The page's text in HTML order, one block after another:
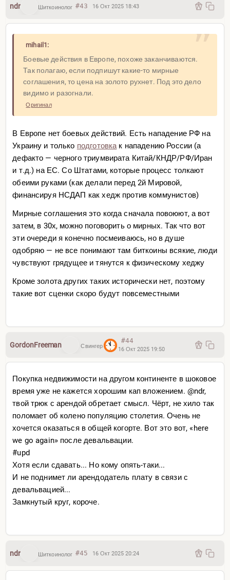
ndr Шиткоинолог #43 16 Окт 2025 18:43
mihail1:
Боевые действия в Европе, похоже заканчиваются.
Так полагаю, если подпишут какие-то мирные
соглашения, то цена на золото рухнет. Под это дело
видимо и разогнали.
Оригинал
В Европе нет боевых действий. Есть нападение РФ на
Украину и только подготовкак нападению России (а
дефакто — черного триумвирата Китай/КНДР/РФ/Иран
и т.д.) на ЕС. Со Штатами, которые процесс толкают
обеими руками (как делали перед 2й Мировой,
финансируя НСДАП как хедж против коммунистов)
Мирные соглашения это когда сначала повоюют, а вот
затем, в 30х, можно поговорить о мирных. Так что вот
эти очереди я конечно посмеиваюсь, но в душе
одобряю — не все понимают там биткоины всякие, люди
чувствуют грядущее и тянутся к физическому хеджу
Кроме золота других таких исторически нет, поэтому
такие вот сценки скоро будут повсеместными
GordonFreeman Свингер
#44
16 Окт 2025 19:50
Покупка недвижимости на другом континенте в шоковое
время уже не кажется хорошим кап вложением. @ndr,
твой трюк с арендой обретает смысл. Чёрт, не хило так
поломает об колено популяцию столетия. Очень не
хочется оказаться в общей когорте. Вот это вот, «here
we go again» после девальвации.
#upd
Хотя если сдавать... Но кому опять-таки...
И не поднимет ли арендодатель плату в связи с
девальвацией...
Замкнутый круг, короче.
ndr Шиткоинолог #45 16 Окт 2025 20:24